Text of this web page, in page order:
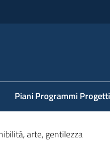
Piani Programmi Progetti
arte, gentilezza